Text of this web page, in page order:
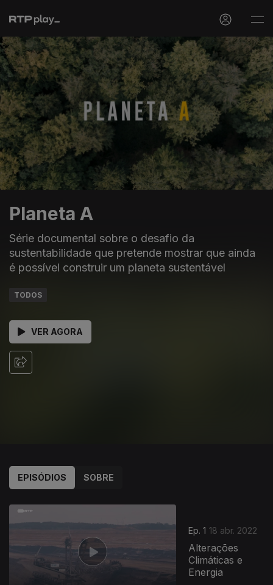
Planeta A
Série documental sobre o desafio da
sustentabilidade que pretende mostrar que ainda
é possível construir um planeta sustentável
TODOS
VER AGORA
EPISÓDIOS SOBRE
Ep. 1 18 abr. 2022
Alterações
Climáticas e
Energia